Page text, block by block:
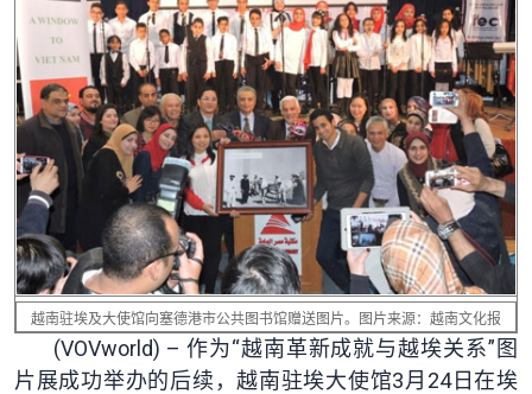
越南驻埃及大使馆向塞德港市公共图书馆赠送图片。图片来源：越南文化报
(VOVworld) – 作为“越南革新成就与越埃关系”图
片展成功举办的后续，越南驻埃大使馆3月24日在埃